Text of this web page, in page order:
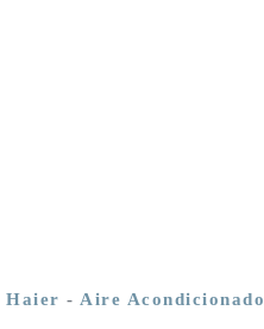
Haier - Aire Acondicionado